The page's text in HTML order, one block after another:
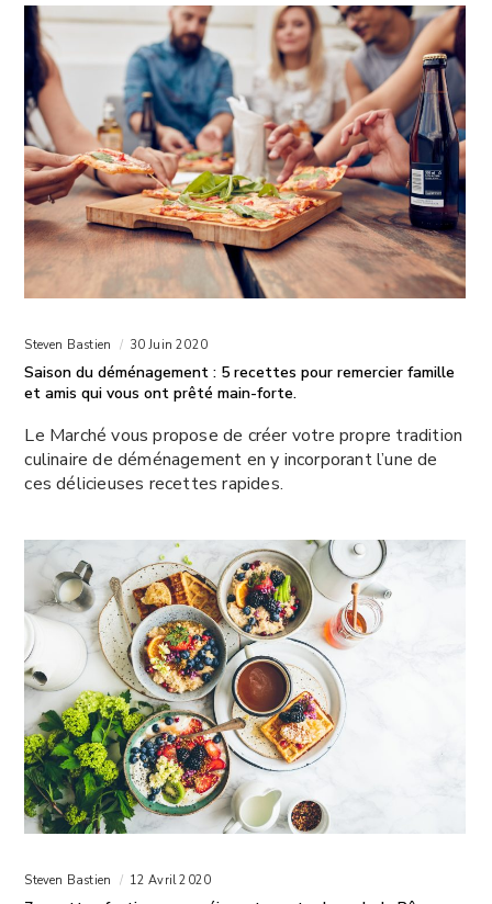
Steven Bastien 30 Juin 2020
Saison du déménagement : 5 recettes pour remercier famille
et amis qui vous ont prêté main-forte.
Le Marché vous propose de créer votre propre tradition
culinaire de déménagement en y incorporant l’une de
ces délicieuses recettes rapides.
Steven Bastien 12 Avril 2020